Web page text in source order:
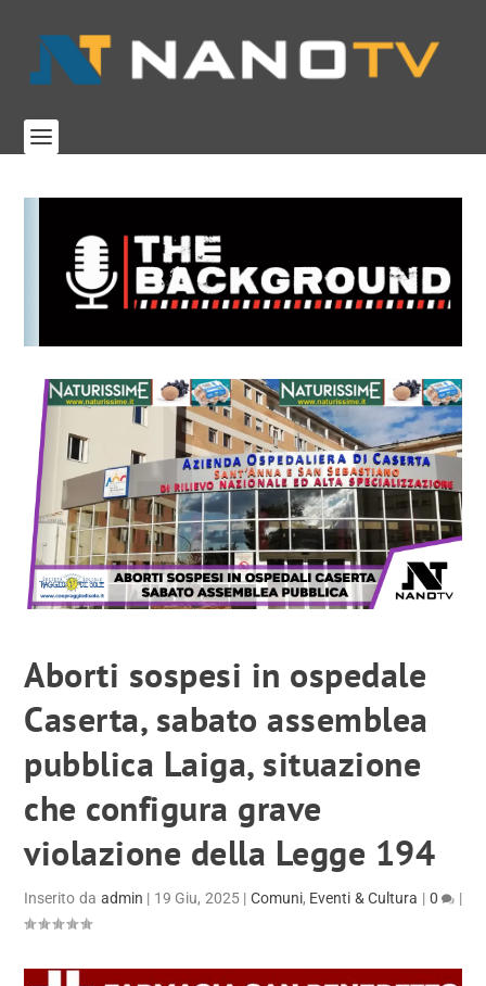
Aborti sospesi in ospedale
Caserta, sabato assemblea
pubblica Laiga, situazione
che configura grave
violazione della Legge 194
Inserito da admin | 19 Giu, 2025| Comuni, Eventi & Cultura | 0 |